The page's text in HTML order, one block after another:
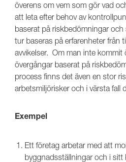
överens om vem som gör vad
att leta efter behov av
baserat på riskbedömningar
tur baseras på erfarenheter från
avvikelser. Om man inte kommit
övergångar baserat på
process finns det även en stor
arbetsmiljörisker och i värsta fall
Exempel
Ett företag arbetar med att
byggnadsställningar och i sitt